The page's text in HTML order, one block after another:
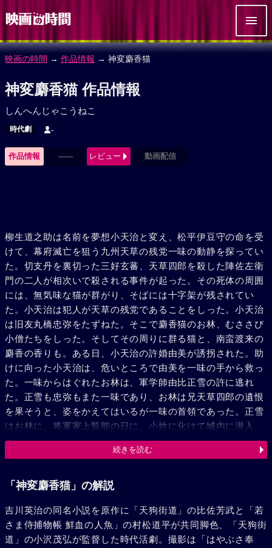
映画の時間 → 作品情報 → 神変麝香猫
神変麝香猫 作品情報
しんへんじゃこうねこ
時代劇 -
作品情報 ------ レビュー 動画配信
柳生道之助は名前を夢想小天治と変え、松平伊豆守の命を受
けて、幕府滅亡を狙う九州天草の残党一味の動静を探ってい
た。切支丹を裏切った三好玄蕃、天草四郎を殺した陣佐左衛
門の二人が相次いで殺される事件が起った。その死体の周囲
には、無気味な猫が群がり、そばには十字架が残されてい
た。小天治は犯人が天草の残党であることをしった。小天治
は旧友丸橋忠弥をたずねた。そこで麝香猫のお林、むささび
小僧たちをしった。そしてその周りに群る猫と、南蛮渡来の
麝香の香りも。ある日、小天治の許婚由美が誘拐された。助
けに向った小天治は、危いところで由美を一味の手から救っ
た。一味からはぐれたお林は、軍学師由比正雪の許に逃れ
た。正雪も忠弥もまた一味であり、お林は兄天草四郎の遺恨
を果そうと、姿をかえてはいるが一味の首領であった。正雪
はお林に、将軍家上覧能の日に、小姓に化けて城内に潜入
し、江戸城要害図「黒縄巻」を奪い、将軍を殺せと教えた。
上覧能の当日。お林は書院から「黒縄巻」を盗み、城内でむ
ころが家光の代りにいたのは小天治だった。傷ついたお林
偽物としった正雪は蜂起を決意した。子の刻を期して江戸市
中を火の海にしようとするたくらみも、間一髪お林の変心で
不成功に終った。包囲する捕手の群れを破って、正雪は駿府
続きを読む
「神変麝香猫」の解説
吉川英治の同名小説を原作に「天狗街道」の比佐芳武と「若
さま侍捕物帳 鮮血の人魚」の村松道平が共同脚色、「天狗街
道」の小沢茂弘が監督した時代活劇。撮影は「はやぶさ奉